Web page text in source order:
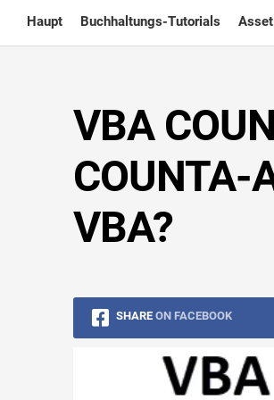
content
Haupt Buchhaltungs-Tutorials
VBA
VBA?
SHARE ON FACEBOOK